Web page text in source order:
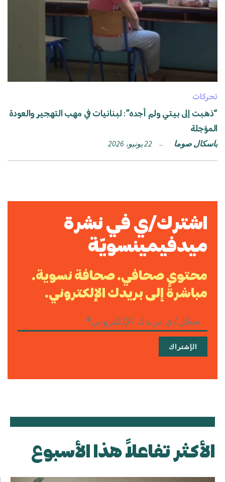
تحركات
“ذهبت إلى بيتي ولم أجده”: لبنانيات في مهب التهجير والعودة
المؤجلة
باسكال صوما
اشترك/ي في نشرة
ميدفيمينسويّة
محتوى صحافي. صحافة نسوية.
مباشرةً إلى بريدك الإلكتروني.
الأكثر تفاعلاً هذا الأسبوع